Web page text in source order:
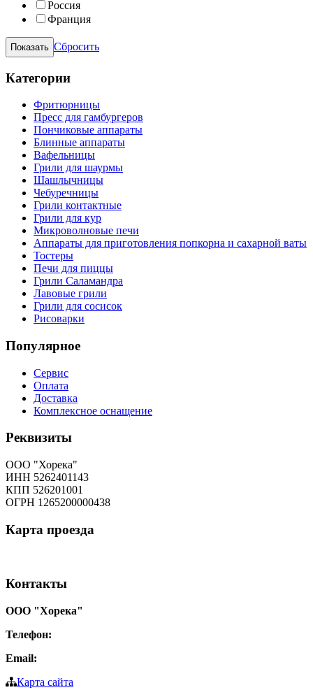
Россия
Франция
Сбросить
Категории
Фритюрницы
Пресс для гамбургеров
Пончиковые аппараты
Блинные аппараты
Вафельницы
Грили для шаурмы
Шашлычницы
Чебуречницы
Грили контактные
Грили для кур
Микроволновые печи
Аппараты для приготовления попкорна и сахарной ваты
Тостеры
Печи для пиццы
Грили Саламандра
Лавовыe грили
Грили для сосисок
Рисоварки
Популярное
Сервис
Оплата
Доставка
Комплексное оснащение
Реквизиты
ООО "Хорека"
ИНН 5262401143
КПП 526201001
ОГРН 1265200000438
Карта проезда
Контакты
ООО "Хорека"
Телефон:
Email:
Карта сайта